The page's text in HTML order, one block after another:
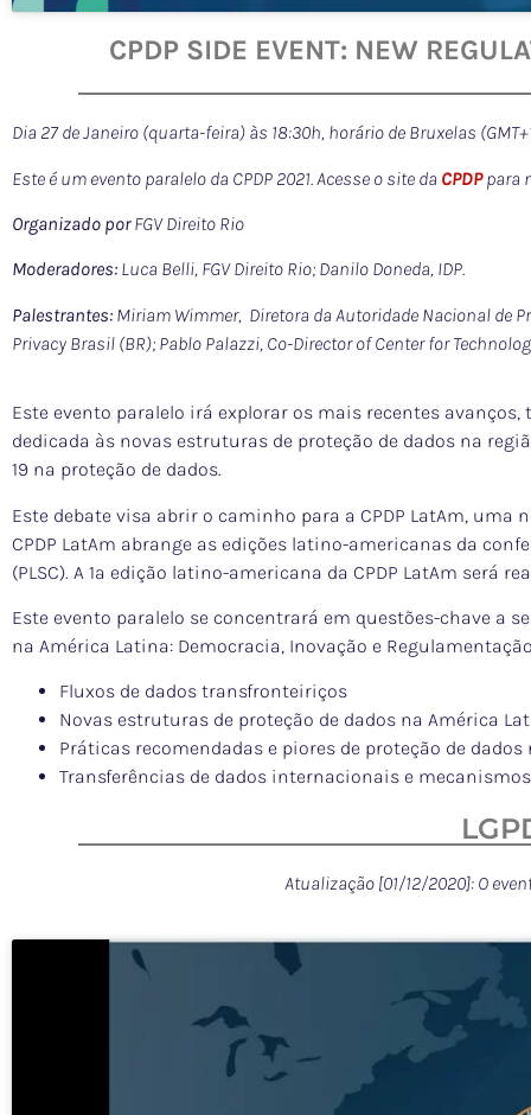
CPDP SIDE EVENT: NEW
Dia 27 de Janeiro (quarta-feira) às 18:30h, horário de Bruxelas
Este é um evento paralelo da CPDP 2021. Acesse o site da CPDPpara
Organizado porFGV Direito Rio
Moderadores: Luca Belli, FGV Direito Rio; Danilo Doneda, IDP.
Palestrantes: Miriam Wimmer, Diretora da Autoridade Nacional de
Privacy Brasil (BR); Pablo Palazzi, Co-Director of Center for
Este evento paralelo irá explorar os mais recentes
dedicada às novas estruturas de proteção de dados na
19 na proteção de dados.
Este debate visa abrir o caminho para a CPDP LatAm,
CPDP LatAm abrange as edições latino-americanas da
(PLSC). A 1ª edição latino-americana da CPDP LatAm será
Este evento paralelo se concentrará em questões-chave a
na América Latina: Democracia, Inovação e
Fluxos de dados transfronteiriços
Novas estruturas de proteção de dados na América
Práticas recomendadas e piores de proteção de
Transferências de dados internacionais e
Atualização [01/12/2020]: O